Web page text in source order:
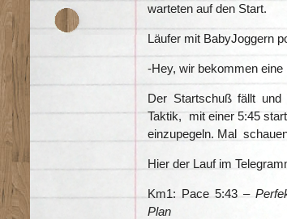
warteten auf den Start.
Läufer mit BabyJoggern
-Hey, wir bekommen eine
Der Startschuß fällt
Taktik, mit einer 5:45
einzupegeln. Mal
Hier der Lauf im
Km1: Pace 5:43 –
Plan